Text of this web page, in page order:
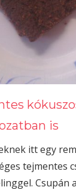
is
itt egy
tejmentes
Csupán